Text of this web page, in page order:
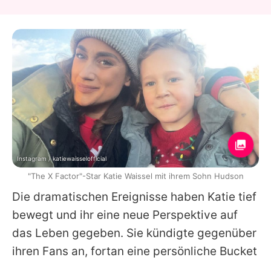
Die dramatischen Ereignisse haben Katie tief
bewegt und ihr eine neue Perspektive auf
das Leben gegeben. Sie kündigte gegenüber
ihren Fans an, fortan eine persönliche Bucket
Instagram / katiewaisselofficial
"The X Factor"-Star Katie Waissel mit ihrem Sohn Hudson